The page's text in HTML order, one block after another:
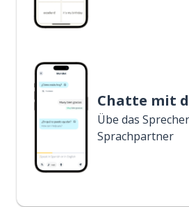
Chatte mit
Übe das
Sprachpartner